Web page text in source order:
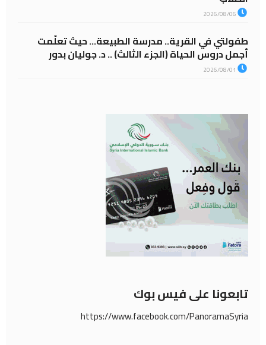
طفولتي في القرية.. مدرسة الطبيعة… حيث تعلّمت
أجمل دروس الحياة (الجزء الثالث) .. د. جوليان بدور
تابعونا على فيس بوك
https://www.facebook.com/PanoramaSyria